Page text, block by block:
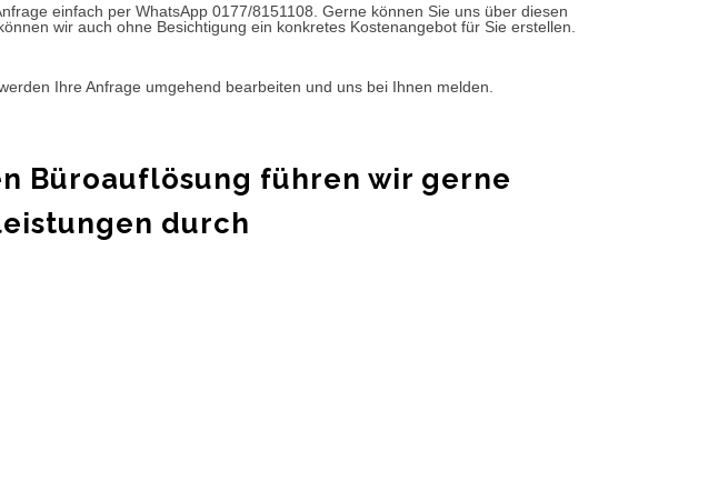
einfach per WhatsApp 0177/8151108. Gerne können Sie uns über diesen
wir auch ohne Besichtigung ein konkretes Kostenangebot für Sie erstellen.
Ihre Anfrage umgehend bearbeiten und uns bei Ihnen melden.
Büroauflösung führen wir gerne
durch